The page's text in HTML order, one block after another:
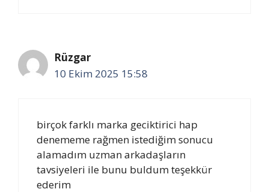
Rüzgar
10 Ekim 2025 15:58
birçok farklı marka geciktirici hap
denememe rağmen istediğim sonucu
alamadım uzman arkadaşların
tavsiyeleri ile bunu buldum teşekkür
ederim